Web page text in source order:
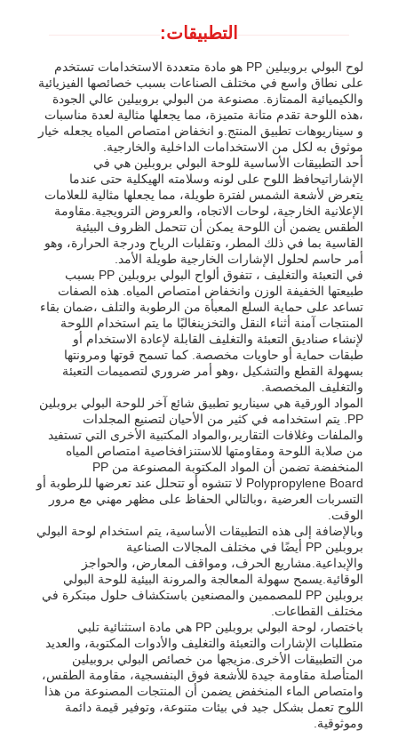
التطبيقات:
لوح البولي بروبيلين PP هو مادة متعددة الاستخدامات تستخدم
على نطاق واسع في مختلف الصناعات بسبب خصائصها الفيزيائية
والكيميائية الممتازة. مصنوعة من البولي بروبيلين عالي الجودة
،هذه اللوحة تقدم متانة متميزة، مما يجعلها مثالية لعدة مناسبات
و سيناريوهات تطبيق المنتج.و انخفاض امتصاص المياه يجعله خيار
موثوق به لكل من الاستخدامات الداخلية والخارجية.
أحد التطبيقات الأساسية للوحة البولي بروبلين هي في
الإشاراتيحافظ اللوح على لونه وسلامته الهيكلية حتى عندما
يتعرض لأشعة الشمس لفترة طويلة، مما يجعلها مثالية للعلامات
الإعلانية الخارجية، لوحات الاتجاه، والعروض الترويجية.مقاومة
الطقس يضمن أن اللوحة يمكن أن تتحمل الظروف البيئية
القاسية بما في ذلك المطر، وتقلبات الرياح ودرجة الحرارة، وهو
أمر حاسم لحلول الإشارات الخارجية طويلة الأمد.
في التعبئة والتغليف ، تتفوق ألواح البولي بروبلين PP بسبب
طبيعتها الخفيفة الوزن وانخفاض امتصاص المياه. هذه الصفات
تساعد على حماية السلع المعبأة من الرطوبة والتلف ،ضمان بقاء
المنتجات آمنة أثناء النقل والتخزينغالبًا ما يتم استخدام اللوحة
لإنشاء صناديق التعبئة والتغليف القابلة لإعادة الاستخدام أو
طبقات حماية أو حاويات مخصصة. كما تسمح قوتها ومرونتها
بسهولة القطع والتشكيل ،وهو أمر ضروري لتصميمات التعبئة
والتغليف المخصصة.
المواد الورقية هي سيناريو تطبيق شائع آخر للوحة البولي بروبلين
PP. يتم استخدامه في كثير من الأحيان لتصنيع المجلدات
والملفات وغلافات التقارير،والمواد المكتبية الأخرى التي تستفيد
من صلابة اللوحة ومقاومتها للاستنزافخاصية امتصاص المياه
المنخفضة تضمن أن المواد المكتوبة المصنوعة من PP
Polypropylene Board لا تتشوه أو تتحلل عند تعرضها للرطوبة أو
التسربات العرضية ،وبالتالي الحفاظ على مظهر مهني مع مرور
الوقت.
وبالإضافة إلى هذه التطبيقات الأساسية، يتم استخدام لوحة البولي
بروبلين PP أيضًا في مختلف المجالات الصناعية
والإبداعية.مشاريع الحرف، ومواقف المعارض، والحواجز
الوقائية.يسمح سهولة المعالجة والمرونة البيئية للوحة البولي
بروبلين PP للمصممين والمصنعين باستكشاف حلول مبتكرة في
مختلف القطاعات.
باختصار، لوحة البولي بروبلين PP هي مادة استثنائية تلبي
متطلبات الإشارات والتعبئة والتغليف والأدوات المكتوبة، والعديد
من التطبيقات الأخرى.مزيجها من خصائص البولي بروبيلين
المتأصلة مقاومة جيدة للأشعة فوق البنفسجية، مقاومة الطقس،
وامتصاص الماء المنخفض يضمن أن المنتجات المصنوعة من هذا
اللوح تعمل بشكل جيد في بيئات متنوعة، وتوفير قيمة دائمة
وموثوقية.